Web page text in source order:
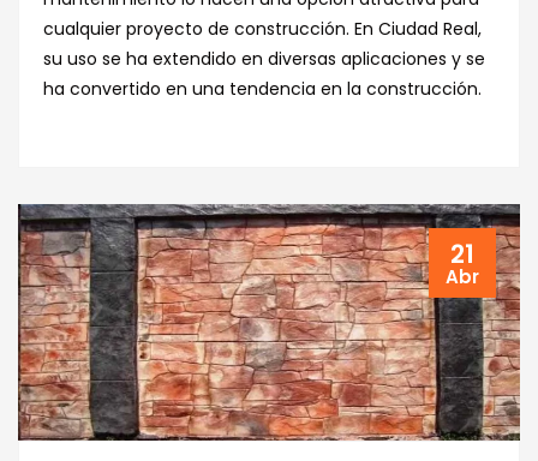
cualquier proyecto de construcción. En Ciudad Real,
su uso se ha extendido en diversas aplicaciones y se
ha convertido en una tendencia en la construcción.
21
Abr